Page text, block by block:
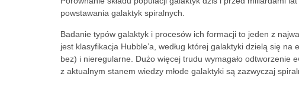
powstawania galaktyk spiralnych.
Badanie typów galaktyk i procesów ich formacji to jeden z
jest klasyfikacja Hubble’a, według której galaktyki dzielą się na
bez) i nieregularne. Dużo więcej trudu wymagało odtworzenie
z aktualnym stanem wiedzy młode galaktyki są zazwyczaj